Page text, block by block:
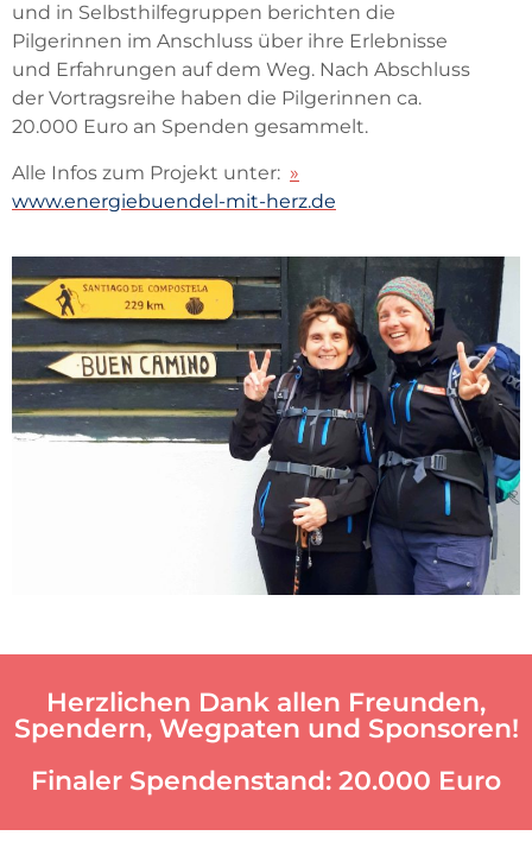
und in Selbsthilfegruppen berichten die
Pilgerinnen im Anschluss über ihre Erlebnisse
und Erfahrungen auf dem Weg. Nach Abschluss
der Vortragsreihe haben die Pilgerinnen ca.
20.000 Euro an Spenden gesammelt.
Alle Infos zum Projekt unter: »
www.energiebuendel-mit-herz.de
Herzlichen Dank allen Freunden,
Spendern, Wegpaten und Sponsoren!
Finaler Spendenstand: 20.000 Euro